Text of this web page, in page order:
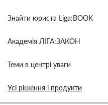
Знайти юриста Liga:BOOK
Академія ЛІГА:ЗАКОН
Теми в центрі уваги
Усі рішення і продукти